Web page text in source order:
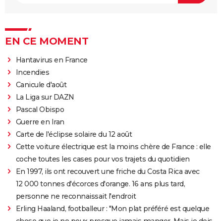
EN CE MOMENT
Hantavirus en France
Incendies
Canicule d'août
La Liga sur DAZN
Pascal Obispo
Guerre en Iran
Carte de l'éclipse solaire du 12 août
Cette voiture électrique est la moins chère de France : elle
coche toutes les cases pour vos trajets du quotidien
En 1997, ils ont recouvert une friche du Costa Rica avec
12 000 tonnes d'écorces d'orange. 16 ans plus tard,
personne ne reconnaissait l'endroit
Erling Haaland, footballeur : "Mon plat préféré est quelque